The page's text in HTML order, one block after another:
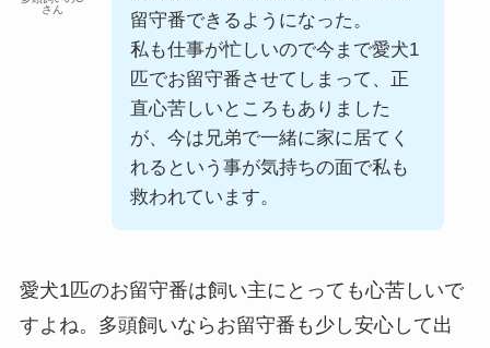
さん
留守番できるようになった。
私も仕事が忙しいので今まで愛犬1
匹でお留守番させてしまって、正
直心苦しいところもありました
が、今は兄弟で一緒に家に居てく
れるという事が気持ちの面で私も
救われています。
愛犬1匹のお留守番は飼い主にとっても心苦しいで
すよね。多頭飼いならお留守番も少し安心して出